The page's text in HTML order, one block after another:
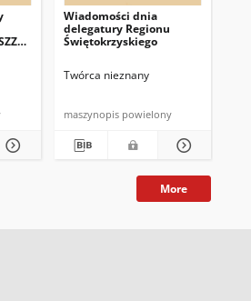
Wiadomości dnia
delegatury Regionu
Świętokrzyskiego
Twórca nieznany
maszynopis powielony
More